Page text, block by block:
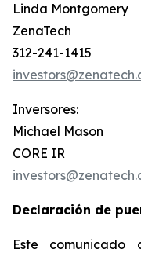
Linda Montgomery
ZenaTech
312-241-1415
Inversores:
Michael Mason
CORE IR
Declaración de
Este